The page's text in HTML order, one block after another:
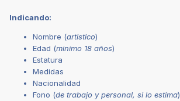
Indicando:
Nombre (artistico)
Edad (minimo 18 años)
Estatura
Medidas
Nacionalidad
Fono (de trabajo y personal, si lo estima)